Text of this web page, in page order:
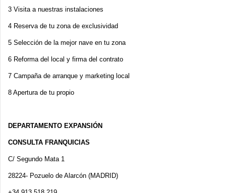
3 Visita a nuestras instalaciones
4 Reserva de tu zona de exclusividad
5 Selección de la mejor nave en tu zona
6 Reforma del local y firma del contrato
7 Campaña de arranque y marketing local
8 Apertura de tu propio
DEPARTAMENTO EXPANSIÓN
CONSULTA FRANQUICIAS
C/ Segundo Mata 1
28224- Pozuelo de Alarcón (MADRID)